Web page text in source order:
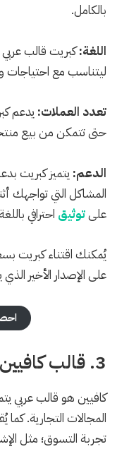
بالكامل.
اللغة:
ليتناسب مع احتياجات
تعدد العملات: يدعم
حتى تتمكن من بيع
الدعم: يتميز كبريت
المشاكل التي تواجهك
علىتوثيق احترافي
على الإصدار الأخير
3. قالب كافيين
كافيين هو قالب عربي
المجالات التجارية.
تجربة التسوق؛ مثل